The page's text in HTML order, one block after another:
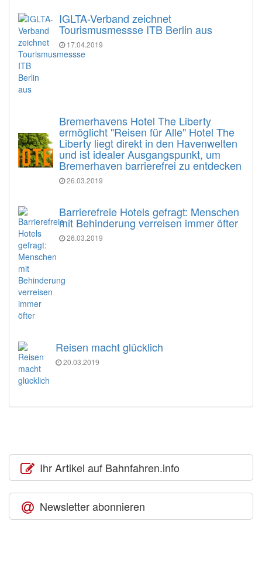
IGLTA-Verband zeichnet
Tourismusmessse ITB Berlin aus
17.04.2019
Bremerhavens Hotel The Liberty
ermöglicht "Reisen für Alle" Hotel The
Liberty liegt direkt in den Havenwelten
und ist idealer Ausgangspunkt, um
Bremerhaven barrierefrei zu entdecken
26.03.2019
Barrierefreie Hotels gefragt: Menschen
mit Behinderung verreisen immer öfter
26.03.2019
Reisen macht glücklich
20.03.2019
Ihr Artikel auf Bahnfahren.info
Newsletter abonnieren